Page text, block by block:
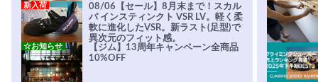
08/06【セール】8月末まで！スカル
パ インスティンクト VSR LV。軽く柔
軟に進化したVSR。新ラスト(足型)で
異次元のフィット感。
新入荷
【ジム】13周年キャンペーン全商品
10%OFF
☆お知らせ